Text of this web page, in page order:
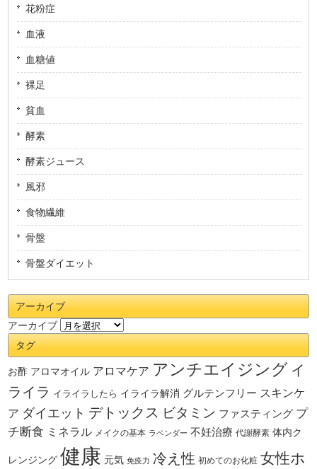
花粉症
血液
血糖値
裸足
貧血
酵素
酵素ジュース
風邪
食物繊維
骨盤
骨盤ダイエット
アーカイブ
アーカイブ
タグ
お酢 アロマオイル アロマケア アンチエイジング イ
ライラ イライラしたら イライラ解消 グルテンフリー スキンケ
ア ダイエット デトックス ビタミン ファスティング プ
チ断食 ミネラル メイクの基本 ラベンダー 不妊治療 代謝酵素 体内ク
レンジング 健康 元気 免疫力 冷え性 初めてのお化粧 女性ホ